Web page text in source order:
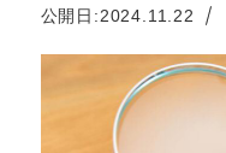
公開日:
投稿日
2024.11.22